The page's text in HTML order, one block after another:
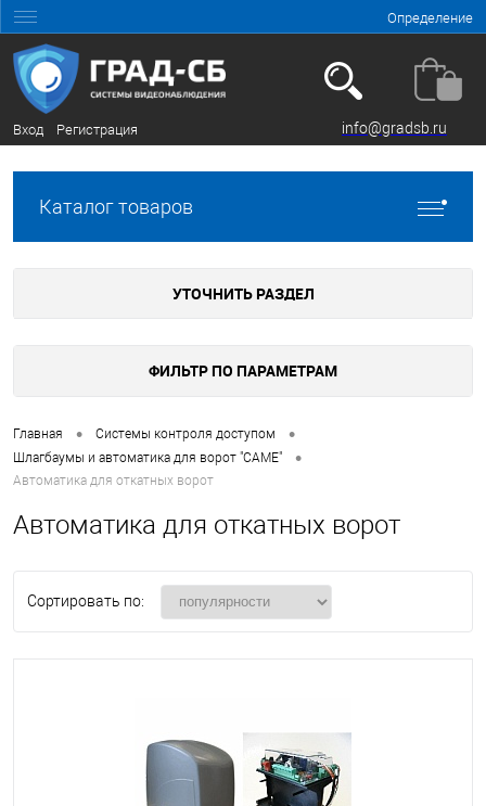
Определение
Вход Регистрация info@gradsb.ru
Каталог товаров
УТОЧНИТЬ РАЗДЕЛ
ФИЛЬТР ПО ПАРАМЕТРАМ
Главная • Системы контроля доступом •
Шлагбаумы и автоматика для ворот "CAME" •
Автоматика для откатных ворот
Автоматика для откатных ворот
Сортировать по: